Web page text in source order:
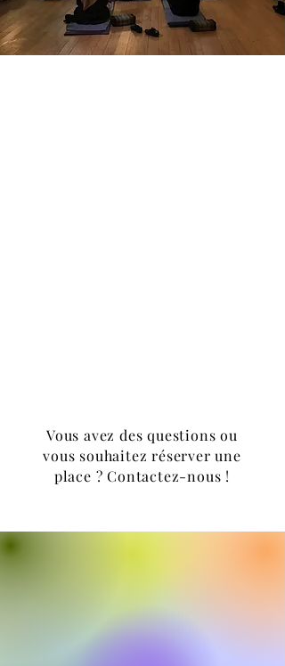
Vous avez des questions ou
vous souhaitez réserver une
place ? Contactez-nous !